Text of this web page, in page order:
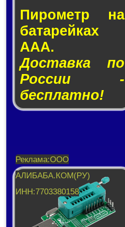
Пирометр на
ба­та­рей­ках
AAA.
Доставка по
России -
бесплатно!